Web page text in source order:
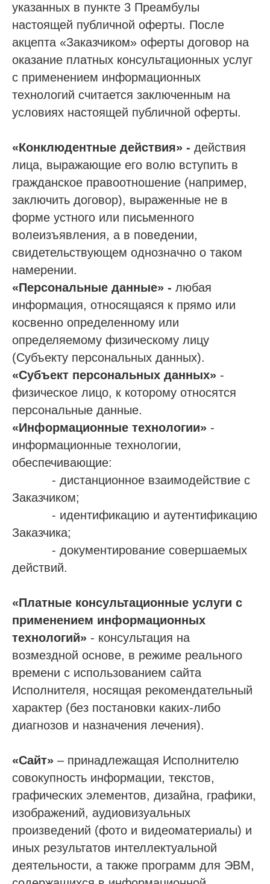
указанных в пункте 3 Преамбулы
настоящей публичной оферты. После
акцепта «Заказчиком» оферты договор на
оказание платных консультационных услуг
с применением информационных
технологий считается заключенным на
условиях настоящей публичной оферты.
«Конклюдентные действия» - действия
лица, выражающие его волю вступить в
гражданское правоотношение (например,
заключить договор), выраженные не в
форме устного или письменного
волеизъявления, а в поведении,
свидетельствующем однозначно о таком
намерении.
«Персональные данные» - любая
информация, относящаяся к прямо или
косвенно определенному или
определяемому физическому лицу
(Субъекту персональных данных).
«Субъект персональных данных» -
физическое лицо, к которому относятся
персональные данные.
«Информационные технологии» -
информационные технологии,
обеспечивающие:
- дистанционное взаимодействие с
Заказчиком;
- идентификацию и аутентификацию
Заказчика;
- документирование совершаемых
действий.
«Платные консультационные услуги с
применением информационных
технологий» - консультация на
возмездной основе, в режиме реального
времени с использованием сайта
Исполнителя, носящая рекомендательный
характер (без постановки каких-либо
диагнозов и назначения лечения).
«Сайт» – принадлежащая Исполнителю
совокупность информации, текстов,
графических элементов, дизайна, графики,
изображений, аудиовизуальных
произведений (фото и видеоматериалы) и
иных результатов интеллектуальной
деятельности, а также программ для ЭВМ,